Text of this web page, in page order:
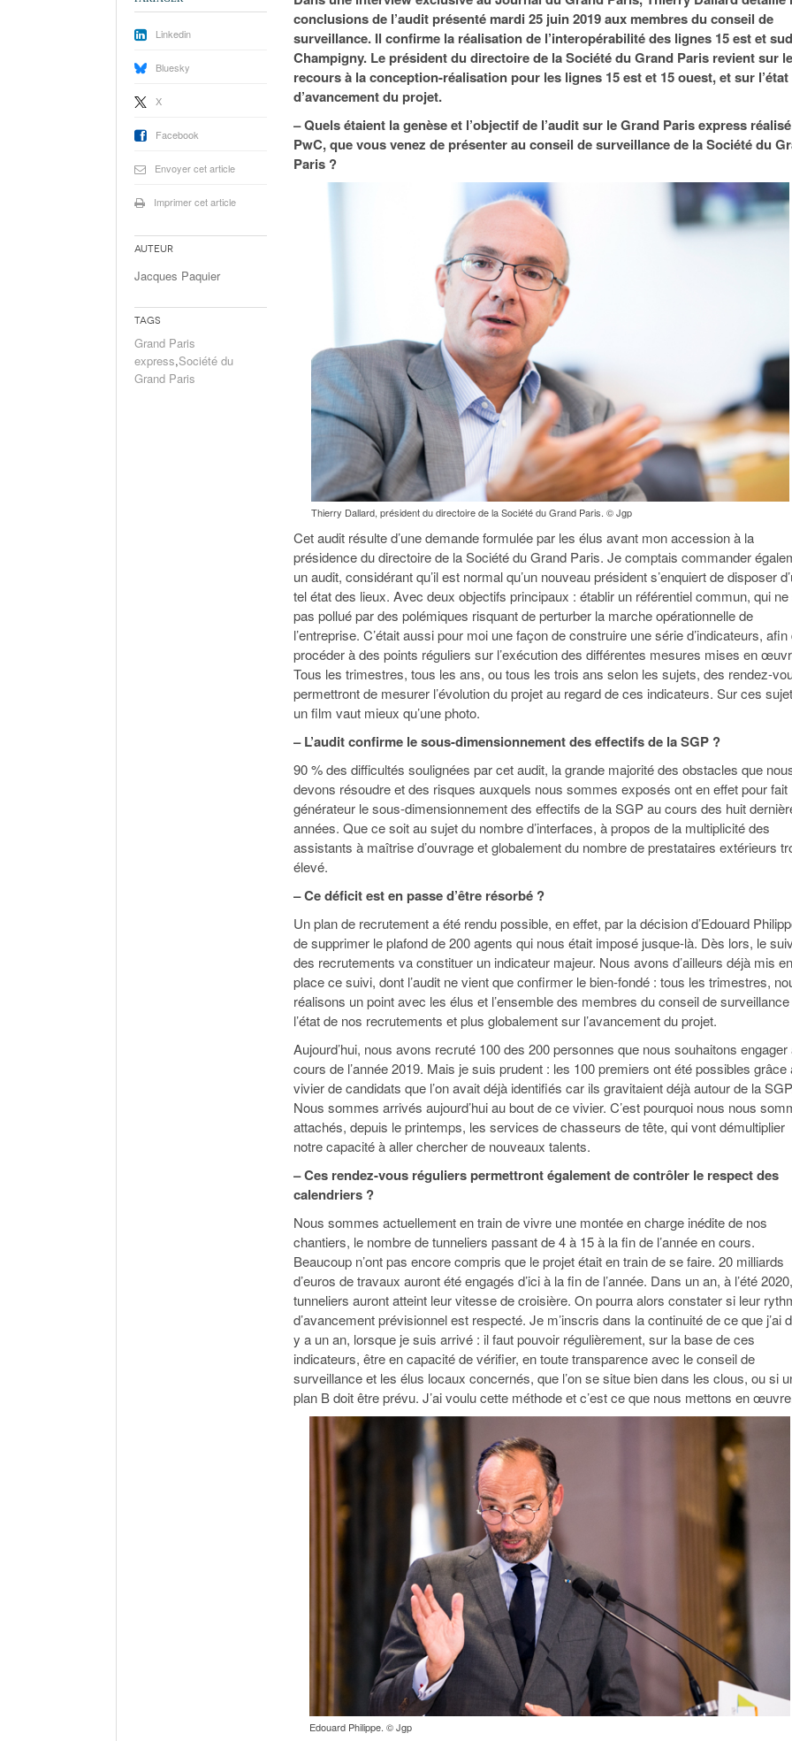
À Paris, les cadres de la tech et de la finance
redessinent le marché de la location de luxe
16 juillet 2026
Saint-Agne immobilier inaugure une nouvelle
Plus d'articles
janvier 2026
Municipales 2026 : la CCI livre 23
- 20
Cahier d’expert à destination des
janvier 2026
Exclusif –
feuille de
À Paris, les
redessinent
16 juillet 2026
conclusions de l’audit présenté mardi 25 juin 2019 aux membres du conseil de
surveillance. Il confirme la réalisation de l’interopérabilité des lignes 15 est et
Champigny. Le président du directoire de la Société du Grand Paris revient sur le
recours à la conception-réalisation pour les lignes 15 est et 15 ouest, et sur l’état
d’avancement du projet.
– Quels étaient la genèse et l’objectif de l’audit sur le Grand Paris express
PwC, que vous venez de présenter au conseil de surveillance de la Société du
Paris ?
Thierry Dallard, président du directoire de la Société du Grand Paris. © Jgp
Cet audit résulte d’une demande formulée par les élus avant mon accession à la
présidence du directoire de la Société du Grand Paris. Je comptais commander
un audit, considérant qu’il est normal qu’un nouveau président s’enquiert de disposer
tel état des lieux. Avec deux objectifs principaux : établir un référentiel commun, qui
pas pollué par des polémiques risquant de perturber la marche opérationnelle de
l’entreprise. C’était aussi pour moi une façon de construire une série d’indicateurs, afin
procéder à des points réguliers sur l’exécution des différentes mesures mises en
Tous les trimestres, tous les ans, ou tous les trois ans selon les sujets, des rendez-
permettront de mesurer l’évolution du projet au regard de ces indicateurs. Sur ces
un film vaut mieux qu’une photo.
– L’audit confirme le sous-dimensionnement des effectifs de la SGP ?
90 % des difficultés soulignées par cet audit, la grande majorité des obstacles que
devons résoudre et des risques auxquels nous sommes exposés ont en effet pour fait
générateur le sous-dimensionnement des effectifs de la SGP au cours des huit
années. Que ce soit au sujet du nombre d’interfaces, à propos de la multiplicité des
assistants à maîtrise d’ouvrage et globalement du nombre de prestataires extérieurs
élevé.
– Ce déficit est en passe d’être résorbé ?
Un plan de recrutement a été rendu possible, en effet, par la décision d’Edouard
de supprimer le plafond de 200 agents qui nous était imposé jusque-là. Dès lors, le
des recrutements va constituer un indicateur majeur. Nous avons d’ailleurs déjà mis en
place ce suivi, dont l’audit ne vient que confirmer le bien-fondé : tous les trimestres,
réalisons un point avec les élus et l’ensemble des membres du conseil de
l’état de nos recrutements et plus globalement sur l’avancement du projet.
Aujourd’hui, nous avons recruté 100 des 200 personnes que nous souhaitons engager
cours de l’année 2019. Mais je suis prudent : les 100 premiers ont été possibles grâce
vivier de candidats que l’on avait déjà identifiés car ils gravitaient déjà autour de la
Nous sommes arrivés aujourd’hui au bout de ce vivier. C’est pourquoi nous nous
attachés, depuis le printemps, les services de chasseurs de tête, qui vont démultiplier
notre capacité à aller chercher de nouveaux talents.
– Ces rendez-vous réguliers permettront également de contrôler le respect des
calendriers ?
Nous sommes actuellement en train de vivre une montée en charge inédite de nos
chantiers, le nombre de tunneliers passant de 4 à 15 à la fin de l’année en cours.
Beaucoup n’ont pas encore compris que le projet était en train de se faire. 20 milliards
d’euros de travaux auront été engagés d’ici à la fin de l’année. Dans un an, à l’été
tunneliers auront atteint leur vitesse de croisière. On pourra alors constater si leur
d’avancement prévisionnel est respecté. Je m’inscris dans la continuité de ce que j’ai
y a un an, lorsque je suis arrivé : il faut pouvoir régulièrement, sur la base de ces
indicateurs, être en capacité de vérifier, en toute transparence avec le conseil de
surveillance et les élus locaux concernés, que l’on se situe bien dans les clous, ou si
plan B doit être prévu. J’ai voulu cette méthode et c’est ce que nous mettons en
Edouard Philippe. © Jgp
Linkedin
Bluesky
X
Facebook
Envoyer cet article
Imprimer cet article
Auteur
Jacques Paquier
Tags
Grand Paris
express,Société du
Grand Paris